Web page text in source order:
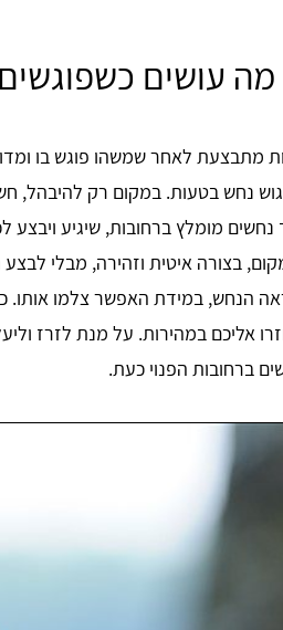
עושים
מתבצעת לאחר שמשהו פוגש בו
נחש בטעות. במקום רק להיבהל,
מומלץ ברחובות, שיגיע
בצורה איטית וזהירה, מבלי
הנחש, במידת האפשר צלמו אותו.
אליכם במהירות. על מנת לזרז
ברחובות הפנוי כעת.
אבישי אדרי